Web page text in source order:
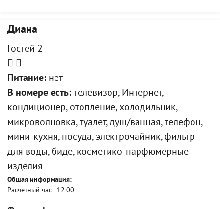
Диана
Гостей 2
Питание: нет
В номере есть: телевизор, Интернет,
кондиционер, отопление, холодильник,
микроволновка, туалет, душ/ванная, телефон,
мини-кухня, посуда, электрочайник, фильтр
для воды, биде, косметико-парфюмерные
изделия
Общая информация:
Расчетный час - 12:00